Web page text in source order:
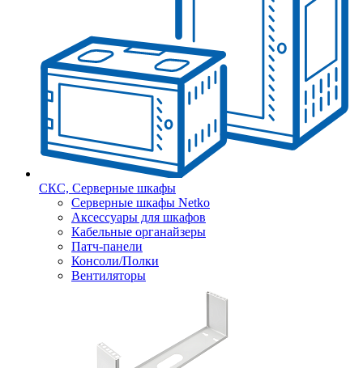
СКС, Серверные шкафы
Серверные шкафы Netko
Аксессуары для шкафов
Кабельные органайзеры
Патч-панели
Консоли/Полки
Вентиляторы